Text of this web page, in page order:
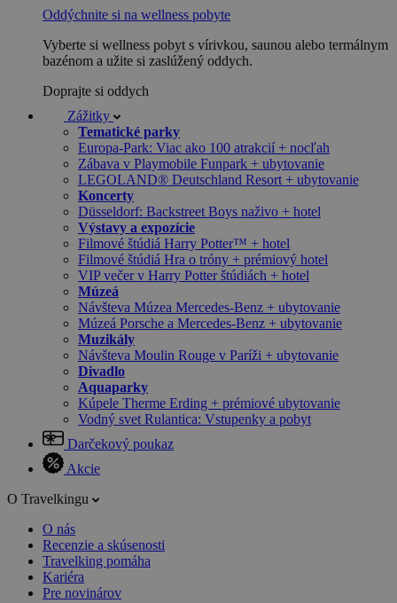
Oddýchnite si na wellness pobyte
Vyberte si wellness pobyt s vírivkou, saunou alebo termálnym
bazénom a užite si zaslúžený oddych.
Doprajte si oddych
Zážitky
Tematické parky
Europa-Park: Viac ako 100 atrakcií + nocľah
Zábava v Playmobile Funpark + ubytovanie
LEGOLAND® Deutschland Resort + ubytovanie
Koncerty
Düsseldorf: Backstreet Boys naživo + hotel
Výstavy a expozície
Filmové štúdiá Harry Potter™ + hotel
Filmové štúdiá Hra o tróny + prémiový hotel
VIP večer v Harry Potter štúdiách + hotel
Múzeá
Návšteva Múzea Mercedes-Benz + ubytovanie
Múzeá Porsche a Mercedes-Benz + ubytovanie
Muzikály
Návšteva Moulin Rouge v Paríži + ubytovanie
Divadlo
Aquaparky
Kúpele Therme Erding + prémiové ubytovanie
Vodný svet Rulantica: Vstupenky a pobyt
Darčekový poukaz
Akcie
O Travelkingu
O nás
Recenzie a skúsenosti
Travelking pomáha
Kariéra
Pre novinárov